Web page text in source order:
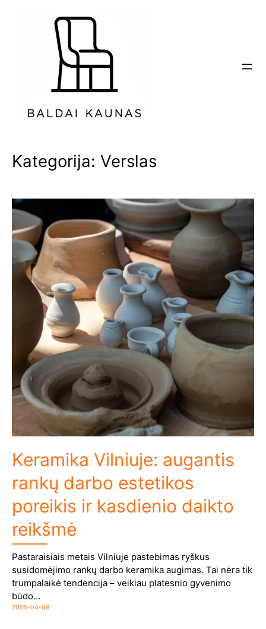
Kategorija: Verslas
Keramika Vilniuje: augantis
rankų darbo estetikos
poreikis ir kasdienio daikto
reikšmė
Pastaraisiais metais Vilniuje pastebimas ryškus
susidomėjimo rankų darbo keramika augimas. Tai nėra tik
trumpalaikė tendencija – veikiau platesnio gyvenimo
būdo…
2026-04-08